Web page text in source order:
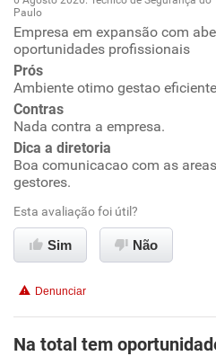
Oportunidade de promoção
Ambiente de trabalho
Conciliação com a vida familiar
Benefícios
Recomenda a diretoria
Paulo
Empresa em expansão com
oportunidades profissionais
Prós
Ambiente otimo gestao
Contras
Nada contra a empresa.
Dica a diretoria
Boa comunicacao com as
gestores.
Esta avaliação foi útil?
Sim Não
Denunciar
Na total tem